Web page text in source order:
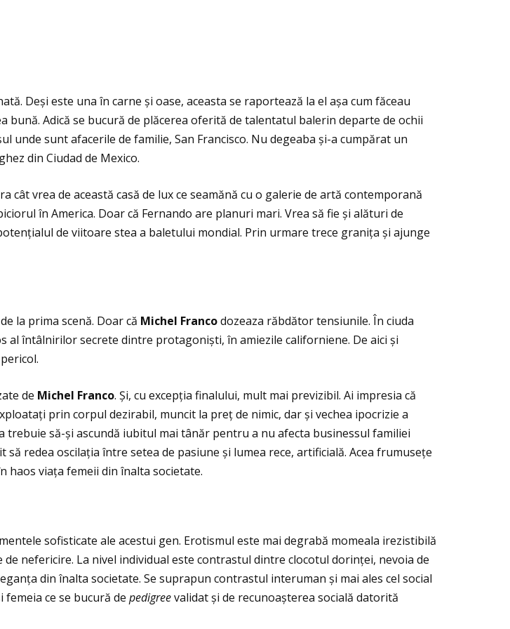
Deși este una în carne și oase, aceasta se raportează la el așa cum făceau
Adică se bucură de plăcerea oferită de talentatul balerin departe de ochii
unde sunt afacerile de familie, San Francisco. Nu degeaba și-a cumpărat un
din Ciudad de Mexico.
vrea de această casă de lux ce seamănă cu o galerie de artă contemporană
în America. Doar că Fernando are planuri mari. Vrea să fie și alături de
de viitoare stea a baletului mondial. Prin urmare trece graniţa și ajunge
la prima scenă. Doar că Michel Francodozeaza răbdător tensiunile. În ciuda
întâlnirilor secrete dintre protagoniști, în amiezile californiene. De aici și
de Michel Franco. Și, cu excepția finalului, mult mai previzibil. Ai impresia că
prin corpul dezirabil, muncit la preţ de nimic, dar și vechea ipocrizie a
trebuie să-și ascundă iubitul mai tânăr pentru a nu afecta businessul familiei
redea oscilaţia între setea de pasiune și lumea rece, artificială. Acea frumusețe
haos viaţa femeii din înalta societate.
sofisticate ale acestui gen. Erotismul este mai degrabă momeala irezistibilă
nefericire. La nivel individual este contrastul dintre clocotul dorinţei, nevoia de
din înalta societate. Se suprapun contrastul interuman și mai ales cel social
ce se bucură de pedigreevalidat și de recunoașterea socială datorită